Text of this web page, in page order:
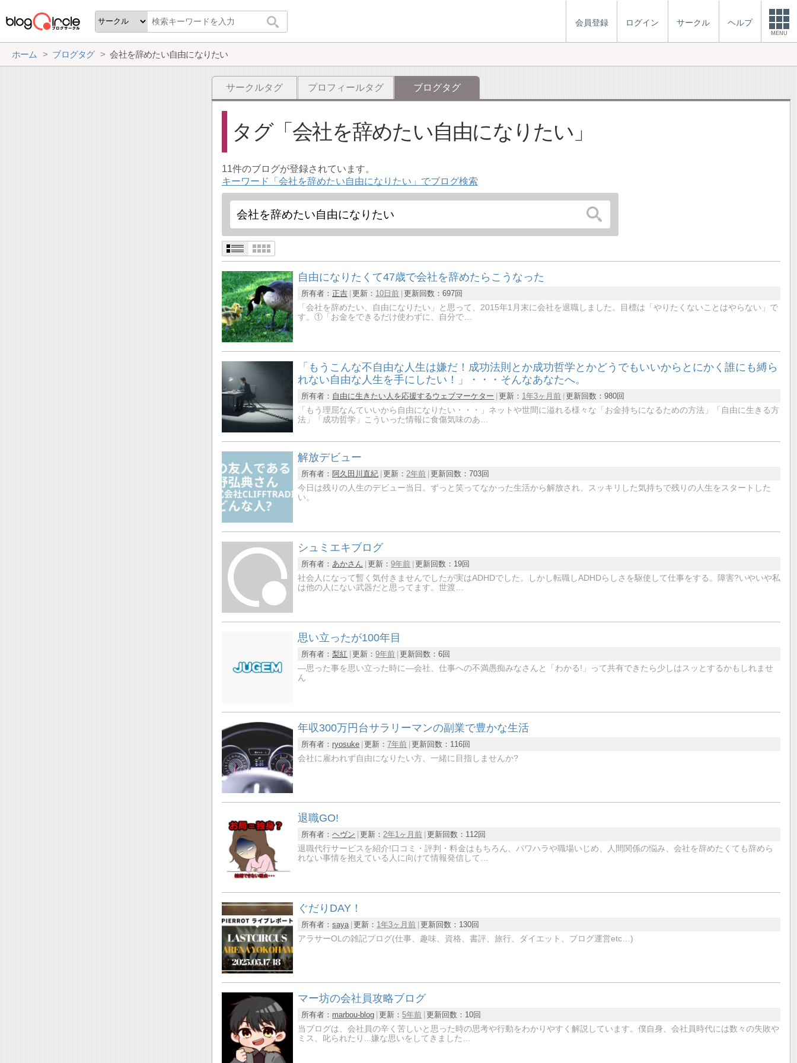
会員登録 ログイン サークル ヘルプ
MENU
ホーム ブログタグ 会社を辞めたい自由になりたい
サークルタグ プロフィールタグ ブログタグ
タグ 会社を辞めたい自由になりたい
11件のブログが登録されています。
キーワード「会社を辞めたい自由になりたい」でブログ検索
自由になりたくて47歳で会社を辞めたらこうなった
所有者：正吉 更新： 10日前 更新回数：697回
「会社を辞めたい、自由になりたい」と思って、2015年1月末に会社を退職しました。目標は「やりたくないことはやらない」で
す。①「お金をできるだけ使わずに、自分で…
「もうこんな不自由な人生は嫌だ！成功法則とか成功哲学とかどうでもいいからとにかく誰にも縛ら
れない自由な人生を手にしたい！」・・・そんなあなたへ。
所有者： 自由に生きたい人を応援するウェブマーケター 更新： 1年3ヶ月前 更新回数：980回
「もう理屈なんていいから自由になりたい・・・」ネットや世間に溢れる様々な「お金持ちになるための方法」「自由に生きる方
法」「成功哲学」こういった情報に食傷気味のあ…
解放デビュー
所有者： 阿久田川直紀 更新：2年前 更新回数：703回
今日は残りの人生のデビュー当日。ずっと笑ってなかった生活から解放され、スッキリした気持ちで残りの人生をスタートした
い。
シュミエキブログ
所有者：あかさん 更新：9年前 更新回数： 19回
社会人になって暫く気付きませんでしたが実はADHDでした。しかし転職しADHDらしさを駆使して仕事をする。障害?いやいや私
は他の人にない武器だと思ってます。世渡…
思い立ったが100年目
所有者：梨紅 更新：9年前 更新回数：6回
―思った事を思い立った時に―会社、仕事への不満愚痴みなさんと「わかる!」って共有できたら少しはスッとするかもしれませ
ん
年収300万円台サラリーマンの副業で豊かな生活
所有者： ryosuke 更新：7年前 更新回数： 116回
会社に雇われず自由になりたい方、一緒に目指しませんか?
退職GO!
所有者：ヘヴン 更新：2年1ヶ月前 更新回数： 112回
退職代行サービスを紹介!口コミ・評判・料金はもちろん、パワハラや職場いじめ、人間関係の悩み、会社を辞めたくても辞めら
れない事情を抱えている人に向けて情報発信して…
ぐだりDAY！
所有者：saya 更新： 1年3ヶ月前 更新回数： 130回
アラサーOLの雑記ブログ(仕事、趣味、資格、書評、旅行、ダイエット、ブログ運営etc…)
マー坊の会社員攻略ブログ
所有者： marbou-blog 更新：5年前 更新回数： 10回
当ブログは、会社員の辛く苦しいと思った時の思考や行動をわかりやすく解説しています。僕自身、会社員時代には数々の失敗や
ミス、叱られたり...嫌な思いをしてきました…